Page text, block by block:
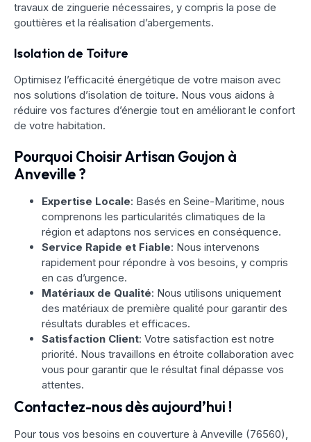
travaux de zinguerie nécessaires, y compris la pose de
gouttières et la réalisation d’abergements.
Isolation de Toiture
Optimisez l’efficacité énergétique de votre maison avec
nos solutions d’isolation de toiture. Nous vous aidons à
réduire vos factures d’énergie tout en améliorant le confort
de votre habitation.
Pourquoi Choisir Artisan Goujon à
Anveville ?
Expertise Locale: Basés en Seine-Maritime, nous
comprenons les particularités climatiques de la
région et adaptons nos services en conséquence.
Service Rapide et Fiable: Nous intervenons
rapidement pour répondre à vos besoins, y compris
en cas d’urgence.
Matériaux de Qualité: Nous utilisons uniquement
des matériaux de première qualité pour garantir des
résultats durables et efficaces.
Satisfaction Client: Votre satisfaction est notre
priorité. Nous travaillons en étroite collaboration avec
vous pour garantir que le résultat final dépasse vos
attentes.
Contactez-nous dès aujourd’hui !
Pour tous vos besoins en couverture à Anveville (76560),